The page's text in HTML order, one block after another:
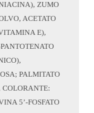
ZUMO
ACETATO
E),
PALMITATO
5’-FOSFATO